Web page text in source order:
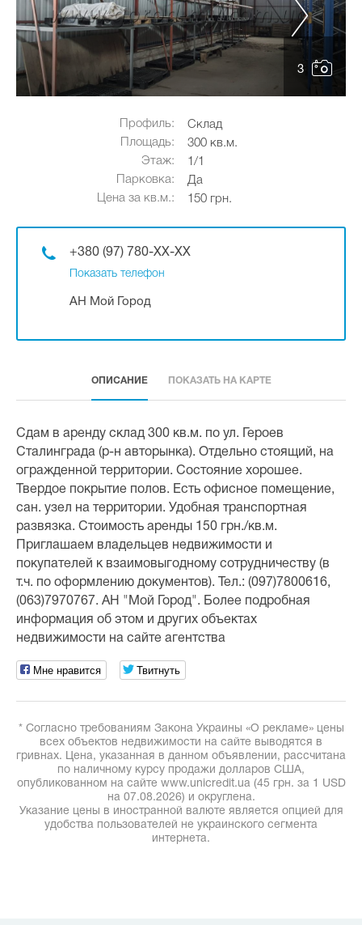
3
Профиль:
Склад
Площадь:
300 кв.м.
Этаж:
1/1
Парковка:
Да
Цена за кв.м.:
150 грн.
+380 (97) 780-XX-XX
Показать телефон
АН Мой Город
ОПИСАНИЕ ПОКАЗАТЬ НА КАРТЕ
Сдам в аренду склад 300 кв.м. по ул. Героев
Сталинграда (р-н авторынка). Отдельно стоящий, на
огражденной территории. Состояние хорошее.
Твердое покрытие полов. Есть офисное помещение,
сан. узел на территории. Удобная транспортная
развязка. Стоимость аренды 150 грн./кв.м.
Приглашаем владельцев недвижимости и
покупателей к взаимовыгодному сотрудничеству (в
т.ч. по оформлению документов). Тел.: (097)7800616,
(063)7970767. АН "Мой Город". Более подробная
информация об этом и других объектах
недвижимости на сайте агентства
Мне нравится Твитнуть
* Согласно требованиям Закона Украины «О рекламе» цены
всех объектов недвижимости на сайте выводятся в
гривнах. Цена, указанная в данном объявлении, рассчитана
по наличному курсу продажи долларов США,
опубликованном на сайте www.unicredit.ua (45 грн. за 1 USD
на 07.08.2026) и округлена.
Указание цены в иностранной валюте является опцией для
удобства пользователей не украинского сегмента
интернета.